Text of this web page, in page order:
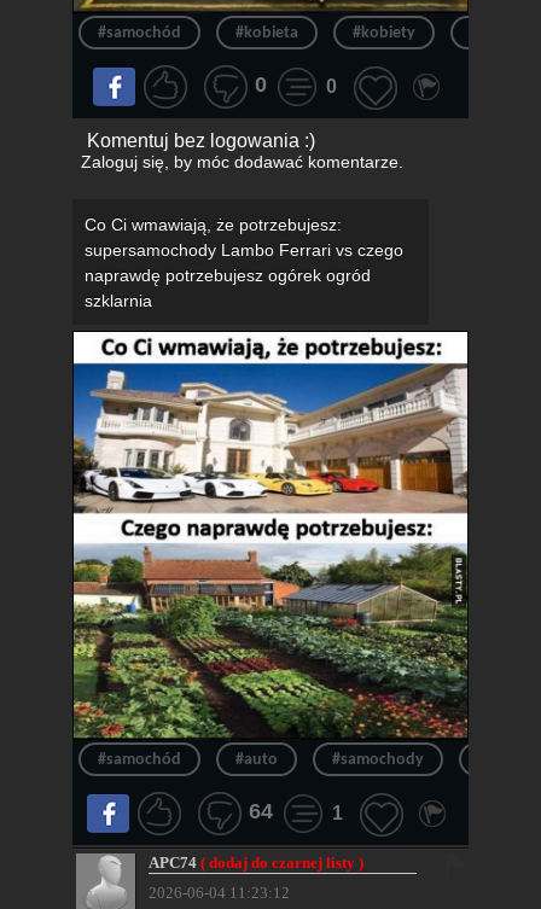
#samochód #kobieta #kobiety
0 0
Komentuj bez logowania :)
Zaloguj się, by móc dodawać komentarze.
Co Ci wmawiają, że potrzebujesz:
supersamochody Lambo Ferrari vs czego
naprawdę potrzebujesz ogórek ogród
szklarnia
#samochód #auto #samochody
64 1
APC74( dodaj do czarnej listy )
2026-06-04 11:23:12